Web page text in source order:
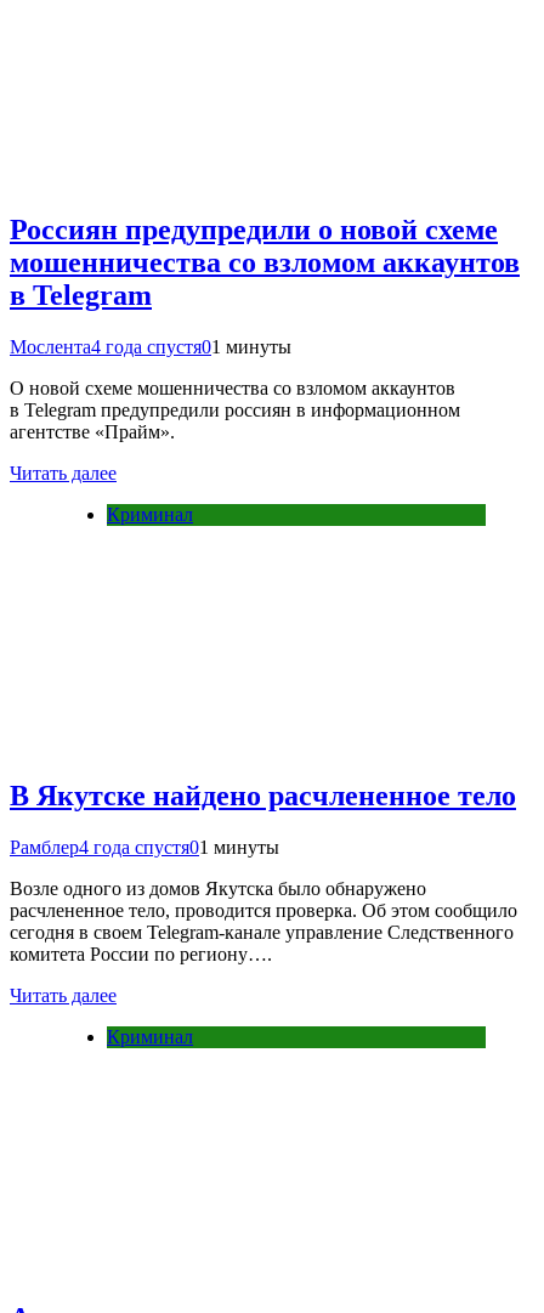
Россиян предупредили о новой схеме
мошенничества со взломом аккаунтов
в Telegram
Мослента4 года спустя01 минуты
О новой схеме мошенничества со взломом аккаунтов
в Telegram предупредили россиян в информационном
агентстве «Прайм».
Читать далее
Криминал
В Якутске найдено расчлененное тело
Рамблер4 года спустя01 минуты
Возле одного из домов Якутска было обнаружено
расчлененное тело, проводится проверка. Об этом сообщило
сегодня в своем Telegram-канале управление Следственного
комитета России по региону….
Читать далее
Криминал